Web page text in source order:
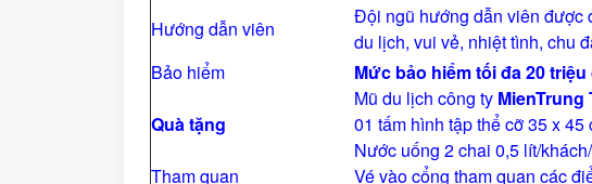
Hướng dẫn viên
Đội ngũ hướng dẫn viên được
du lịch, vui vẻ, nhiệt tình, chu
Bảo hiểm
Mức bảo hiểm tối đa 20
Quà tặng
Mũ du lịch công ty MienTrung
01 tấm hình tập thể cỡ 35 x
Nước uống 2 chai 0,5 lít/
Tham quan
Vé vào cổng tham quan các